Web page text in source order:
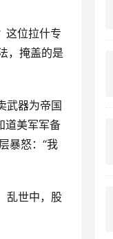
这位拉什专
，掩盖的是
武器为帝国
道美军军备
暴怒：“我
乱世中，股